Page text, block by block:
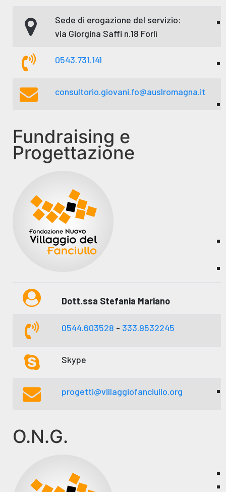
Sede di erogazione del servizio:
via Giorgina Saffi n.18 Forlì
0543.731.141
consultorio.giovani.fo@auslromagna.it
Fundraising e
Progettazione
Dott.ssa Stefania Mariano
0544.603528 - 333.9532245
Skype
progetti@villaggiofanciullo.org
O.N.G.